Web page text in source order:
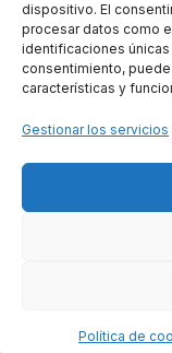
dispositivo. El
procesar datos como
identificaciones
consentimiento,
características y
Gestionar los servicios
Política de
LUJONYC S.L., C.
Maquinista, Local
62786496. Los
introducen en una
íntegra, segura, y